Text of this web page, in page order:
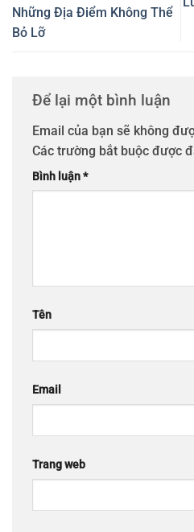
Những Địa Điểm Không Thể
Bỏ Lỡ
Để lại một bình luận
Email của bạn sẽ không
Các trường bắt buộc được
Bình luận*
Tên
Email
Trang web